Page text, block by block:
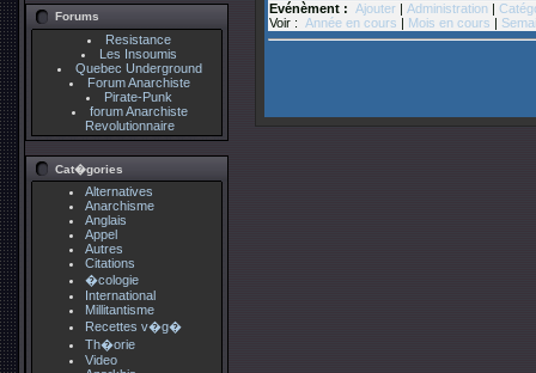
Forums
Resistance
Les Insoumis
Quebec Underground
Forum Anarchiste
Pirate-Punk
forum Anarchiste
Revolutionnaire
Cat�gories
Alternatives
Anarchisme
Anglais
Appel
Autres
Citations
�cologie
International
Millitantisme
Recettes v�g�
Th�orie
Video
Evénèment : Ajouter | Administration |
Voir : Année en cours | Mois en cours |